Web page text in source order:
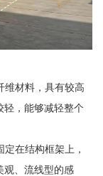
维材料，具有较高
轻，能够减轻整个
在结构框架上，
观、流线型的感